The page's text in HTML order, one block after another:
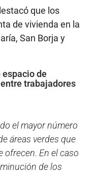
que los
de vivienda en la
San Borja y
espacio de
trabajadores
el mayor número
áreas verdes que
ofrecen. En el caso
de los